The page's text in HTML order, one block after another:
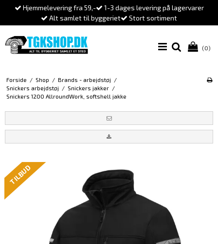
Hjemmelevering fra 59,-
1-3 dages levering på lagervarer
Alt samlet til byggeriet
Stort sortiment
(0)
Forside / Shop / Brands - arbejdstøj /
Snickers arbejdstøj / Snickers jakker /
Snickers 1200 AllroundWork, softshell jakke
TILBUD